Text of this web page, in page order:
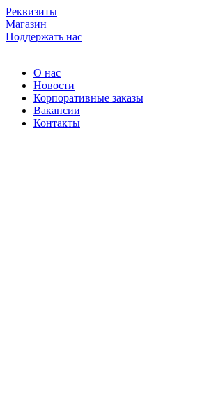
Skip
to
content
Реквизиты
Магазин
Поддержать нас
О нас
Новости
Корпоративные заказы
Вакансии
Контакты